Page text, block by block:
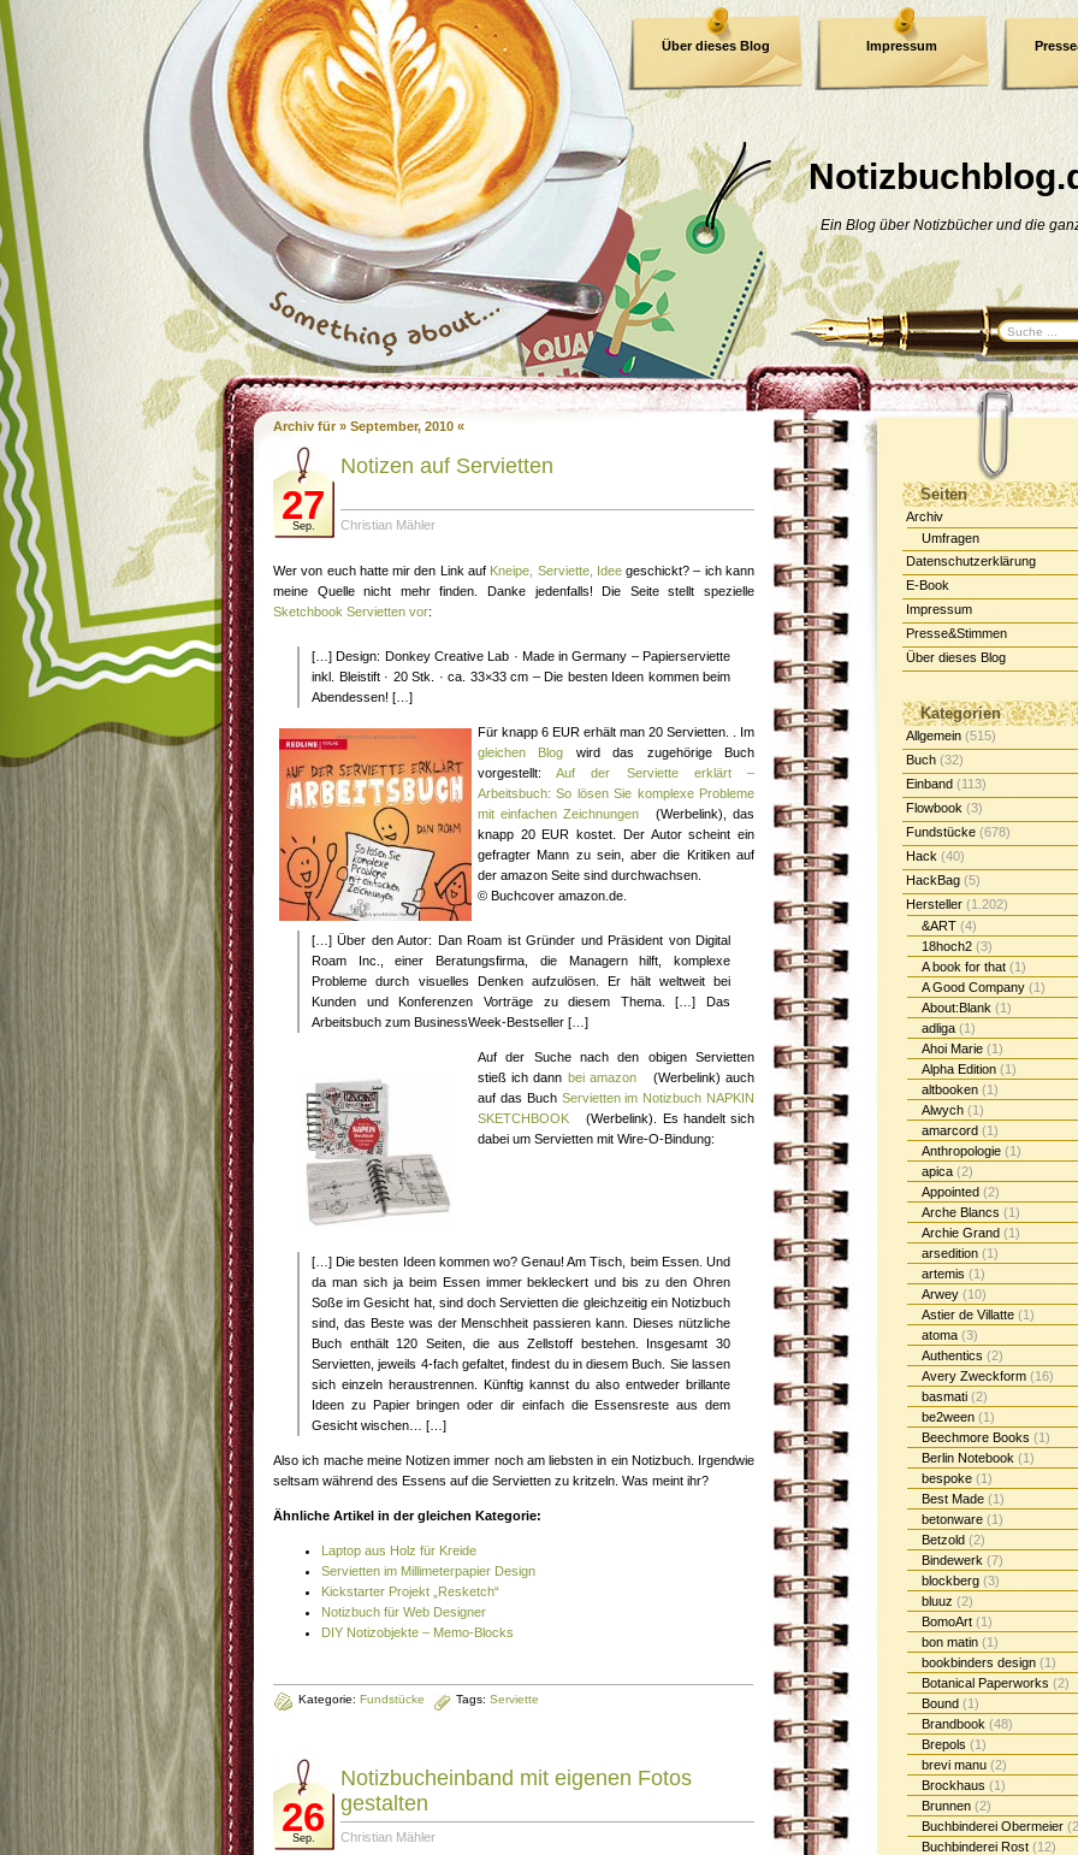
Ein Blog über Notizbücher und die
Über dieses Blog Impressum
Datenschutzerklärung
Archiv für » September, 2010 «
27
Sep.
Notizen auf Servietten
Christian Mähler
Wer von euch hatte mir den Link auf Kneipe, Serviette, Ideegeschickt? – ich kann
meine Quelle nicht mehr finden. Danke jedenfalls! Die Seite stellt spezielle
Sketchbook Servietten vor:
[…] Design: Donkey Creative Lab · Made in Germany – Papierserviette
inkl. Bleistift · 20 Stk. · ca. 33×33 cm – Die besten Ideen kommen beim
Abendessen! […]
Für knapp 6 EUR erhält man 20 Servietten. . Im
gleichen Blog wird das zugehörige Buch
vorgestellt:Auf der Serviette erklärt –
Arbeitsbuch: So lösen Sie komplexe Probleme
mit einfachen Zeichnungen
(Werbelink), das
knapp 20 EUR kostet. Der Autor scheint ein
gefragter Mann zu sein, aber die Kritiken auf
der amazon Seite sind durchwachsen.
© Buchcover amazon.de.
[…] Über den Autor: Dan Roam ist Gründer und Präsident von Digital
Roam Inc., einer Beratungsfirma, die Managern hilft, komplexe
Probleme durch visuelles Denken aufzulösen. Er hält weltweit bei
Kunden und Konferenzen Vorträge zu diesem Thema. […] Das
Arbeitsbuch zum BusinessWeek-Bestseller […]
Auf der Suche nach den obigen Servietten
stieß ich dann bei amazon
(Werbelink) auch
auf das Buch Servietten im Notizbuch NAPKIN
SKETCHBOOK
(Werbelink). Es handelt sich
dabei um Servietten mit Wire-O-Bindung:
[…] Die besten Ideen kommen wo? Genau! Am Tisch, beim Essen. Und
da man sich ja beim Essen immer bekleckert und bis zu den Ohren
Soße im Gesicht hat, sind doch Servietten die gleichzeitig ein Notizbuch
sind, das Beste was der Menschheit passieren kann. Dieses nützliche
Buch enthält 120 Seiten, die aus Zellstoff bestehen. Insgesamt 30
Servietten, jeweils 4-fach gefaltet, findest du in diesem Buch. Sie lassen
sich einzeln heraustrennen. Künftig kannst du also entweder brillante
Ideen zu Papier bringen oder dir einfach die Essensreste aus dem
Gesicht wischen… […]
Also ich mache meine Notizen immer noch am liebsten in ein Notizbuch. Irgendwie
seltsam während des Essens auf die Servietten zu kritzeln. Was meint ihr?
Ähnliche Artikel in der gleichen Kategorie:
Laptop aus Holz für Kreide
Servietten im Millimeterpapier Design
Kickstarter Projekt „Resketch“
Notizbuch für Web Designer
DIY Notizobjekte – Memo-Blocks
Kategorie: Fundstücke Tags: Serviette
26
Sep.
Notizbucheinband mit eigenen Fotos
gestalten
Christian Mähler
Seiten
Archiv
Umfragen
Datenschutzerklärung
E-Book
Impressum
Presse&Stimmen
Über dieses Blog
Kategorien
Allgemein (515)
Buch (32)
Einband (113)
Flowbook (3)
Fundstücke (678)
Hack (40)
HackBag (5)
Hersteller (1.202)
&ART (4)
18hoch2 (3)
A book for that (1)
A Good Company (1)
About:Blank (1)
adliga (1)
Ahoi Marie (1)
Alpha Edition (1)
altbooken (1)
Alwych (1)
amarcord (1)
Anthropologie (1)
apica (2)
Appointed (2)
Arche Blancs (1)
Archie Grand (1)
arsedition (1)
artemis (1)
Arwey (10)
Astier de Villatte (1)
atoma (3)
Authentics (2)
Avery Zweckform (16)
basmati (2)
be2ween (1)
Beechmore Books (1)
Berlin Notebook (1)
bespoke (1)
Best Made (1)
betonware (1)
Betzold (2)
Bindewerk (7)
blockberg (3)
bluuz (2)
BomoArt (1)
bon matin (1)
bookbinders design (1)
Botanical Paperworks (2)
Bound (1)
Brandbook (48)
Brepols (1)
brevi manu (2)
Brockhaus (1)
Brunnen (2)
Buchbinderei Obermeier
Buchbinderei Rost (12)